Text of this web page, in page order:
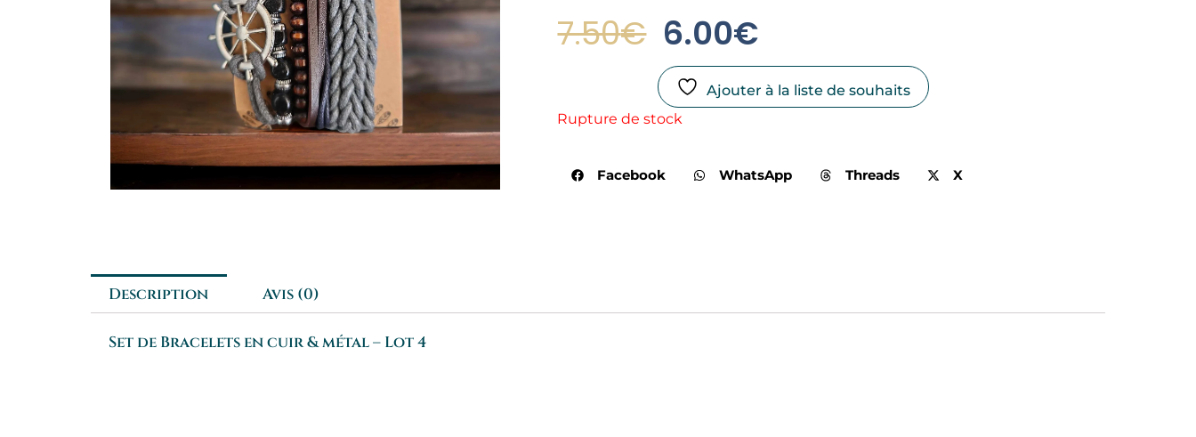
7.50€ Le
Prix
Initial
Était :
7.50€.
6.00€Le
Prix
Actuel
6.00€.
Ajouter à la liste de souhaits
Rupture de stock
Facebook WhatsApp Threads X
Description Avis (0)
Set de Bracelets en cuir & métal – Lot 4